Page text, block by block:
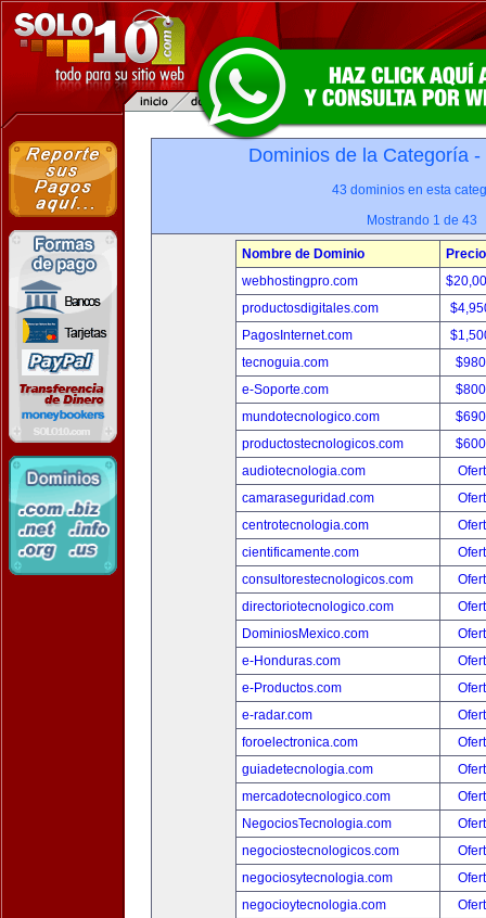
Dominios de la Categoría -
43 dominios en esta
Mostrando 1 de 43
Nombre de Dominio
Precio
webhostingpro.com
productosdigitales.com
PagosInternet.com
tecnoguia.com
e-Soporte.com
mundotecnologico.com
productostecnologicos.com
audiotecnologia.com
camaraseguridad.com
centrotecnologia.com
cientificamente.com
consultorestecnologicos.com
directoriotecnologico.com
DominiosMexico.com
e-Honduras.com
e-Productos.com
e-radar.com
foroelectronica.com
guiadetecnologia.com
mercadotecnologico.com
NegociosTecnologia.com
negociostecnologicos.com
negociosytecnologia.com
negocioytecnologia.com